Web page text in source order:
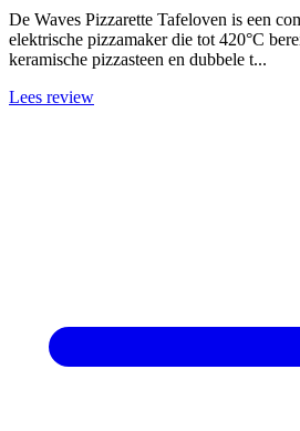
De Waves Pizzarette Tafeloven is een
elektrische pizzamaker die tot 420°C
keramische pizzasteen en dubbele t...
Lees review